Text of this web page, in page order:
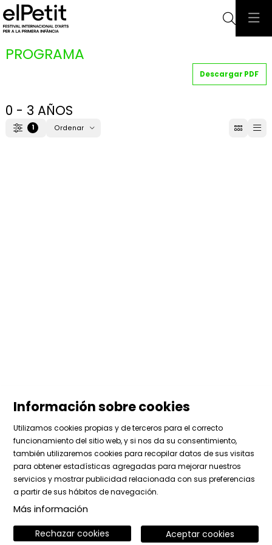
PROGRAMA
Descargar PDF
0 - 3 AÑOS
Filtrar
1 Ordenar
Sitemap | Aviso Legal | Uso de Cookies |
Contactar
Área privada
Link a instagram
Link a facebook
Link a vimeo
Información sobre cookies
Utilizamos cookies propias y de terceros para el correcto
funcionamiento del sitio web, y si nos da su consentimiento,
también utilizaremos cookies para recopilar datos de sus visitas
para obtener estadísticas agregadas para mejorar nuestros
servicios y mostrar publicidad relacionada con sus preferencias
a partir de sus hábitos de navegación.
Más información
Aceptar cookies
Rechazar cookies